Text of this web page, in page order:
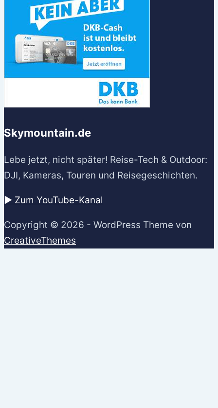
Skymountain.de
Lebe jetzt, nicht später! Reise-Tech & Outdoor:
DJI, Kameras, Touren und Reisegeschichten.
▶️ Zum YouTube-Kanal
Copyright © 2026 - WordPress Theme von
CreativeThemes